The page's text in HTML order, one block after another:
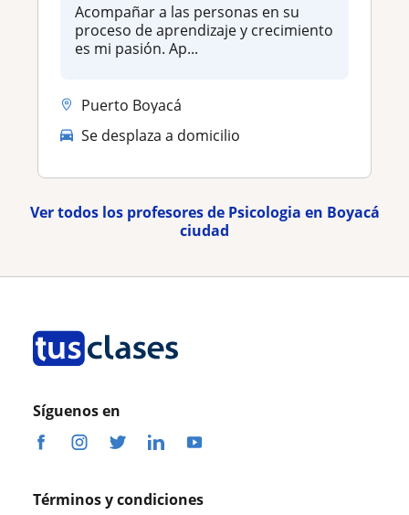
Acompañar a las personas en su
proceso de aprendizaje y crecimiento
es mi pasión. Ap...
Puerto Boyacá
Se desplaza a domicilio
Ver todos los profesores de Psicologia en Boyacá
ciudad
Síguenos en
Términos y condiciones